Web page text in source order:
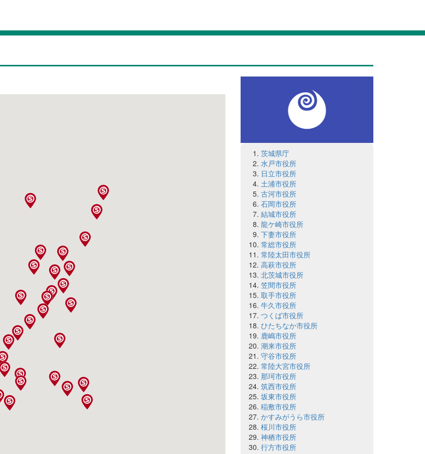
茨城県庁
水戸市役所
日立市役所
土浦市役所
古河市役所
石岡市役所
結城市役所
龍ケ崎市役所
下妻市役所
常総市役所
常陸太田市役所
高萩市役所
北茨城市役所
笠間市役所
取手市役所
牛久市役所
つくば市役所
ひたちなか市役所
鹿嶋市役所
潮来市役所
守谷市役所
常陸大宮市役所
那珂市役所
筑西市役所
坂東市役所
稲敷市役所
かすみがうら市役所
桜川市役所
神栖市役所
行方市役所